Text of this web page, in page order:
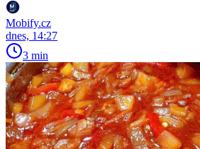
Mobify.cz
dnes, 14:27
3 min